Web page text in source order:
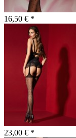
16,50 € *
23,00 € *